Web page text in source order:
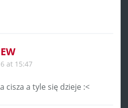
at 15:47
cisza a tyle się dzieje :<